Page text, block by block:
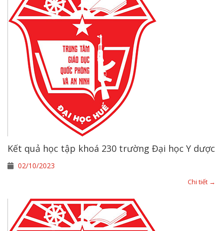
Kết quả học tập khoá 230 trường Đại học Y dược
02/10/2023
Chi tiết →